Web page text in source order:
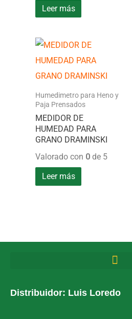
Leer más
Humedimetro para Heno y
Paja Prensados
MEDIDOR DE
HUMEDAD PARA
GRANO DRAMINSKI
Valorado con 0 de 5
Leer más
Distribuidor: Luis Loredo